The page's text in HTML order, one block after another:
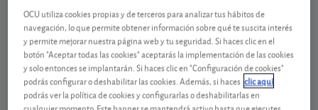
Contenido reservado a SOCIOS
Gestiona tu dinero con visión
experta
y consigue que cada euro trabaje
OCU utiliza cookies propias y de terceros para analizar tus hábitos de
navegación, lo que permite obtener información sobre qué te suscita interés
y permite mejorar nuestra página web y tu seguridad. Si haces clic en el
botón "Aceptar todas las cookies" aceptarás la implementación de las cookies
y solo entonces se implantarán. Si haces clic en "Configuración de cookies"
podrás configurar o deshabilitar las cookies. Además, si haces clic aquí
podrás ver la política de cookies y configurarlas o deshabilitarlas en